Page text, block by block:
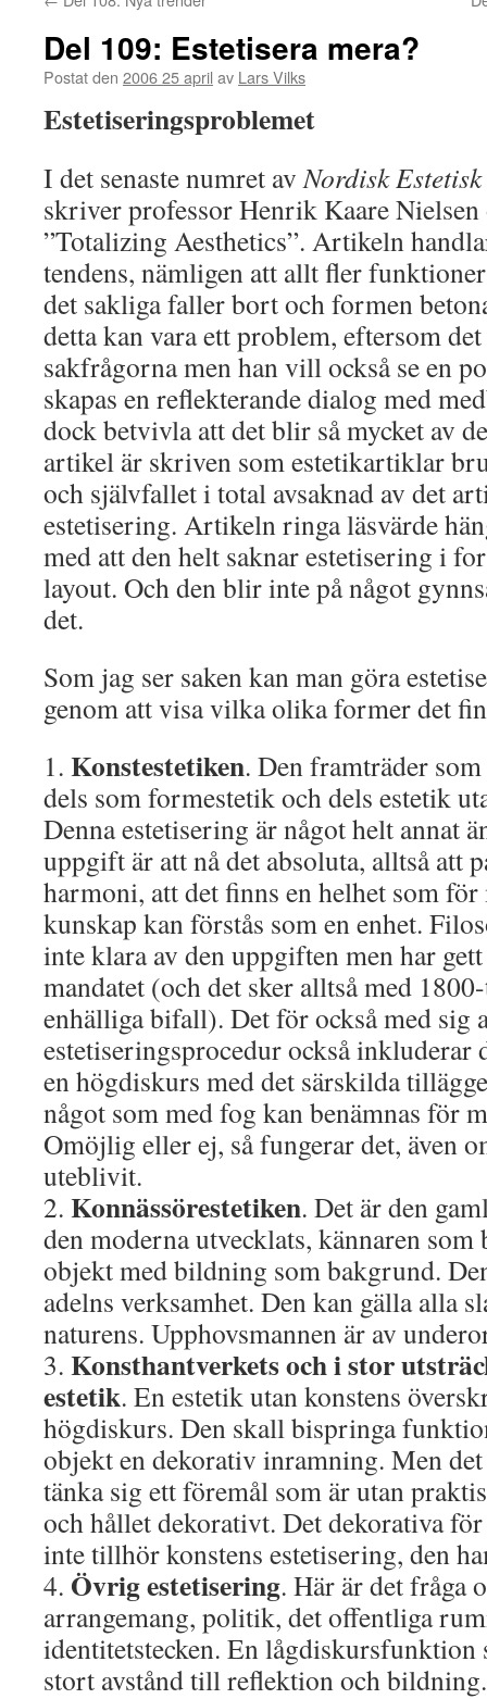
Del 109: Estetisera mera?
Postat den 2006 25 april av Lars Vilks
Estetiseringsproblemet
I det senaste numret avNordisk
skriver professor Henrik Kaare
”Totalizing Aesthetics”. Artikeln
tendens, nämligen att allt fler
det sakliga faller bort och formen
detta kan vara ett problem, eftersom
sakfrågorna men han vill också se en
skapas en reflekterande dialog med
dock betvivla att det blir så mycket av
artikel är skriven som estetikartiklar
och självfallet i total avsaknad av det
estetisering. Artikeln ringa läsvärde
med att den helt saknar estetisering i
layout. Och den blir inte på något
det.
Som jag ser saken kan man göra
genom att visa vilka olika former det
1. Konstestetiken. Den framträder
dels som formestetik och dels estetik
Denna estetisering är något helt annat
uppgift är att nå det absoluta, alltså att
harmoni, att det finns en helhet som
kunskap kan förstås som en enhet.
inte klara av den uppgiften men har
mandatet (och det sker alltså med
enhälliga bifall). Det för också med sig
estetiseringsprocedur också inkluderar
en högdiskurs med det särskilda
något som med fog kan benämnas för
Omöjlig eller ej, så fungerar det, även
uteblivit.
2. Konnässörestetiken. Det är den
den moderna utvecklats, kännaren som
objekt med bildning som bakgrund.
adelns verksamhet. Den kan gälla alla
naturens. Upphovsmannen är av
3. Konsthantverkets och i stor
estetik. En estetik utan konstens
högdiskurs. Den skall bispringa
objekt en dekorativ inramning. Men
tänka sig ett föremål som är utan
och hållet dekorativt. Det dekorativa
inte tillhör konstens estetisering, den
4. Övrig estetisering. Här är det fråga
arrangemang, politik, det offentliga
identitetstecken. En lågdiskursfunktion
stort avstånd till reflektion och bildning.